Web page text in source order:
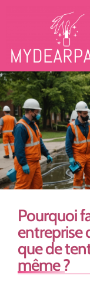
Pourquoi
entreprise
que de
même ?